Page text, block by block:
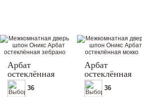
Арбат
остеклённая
36
Арбат
остеклённая
36